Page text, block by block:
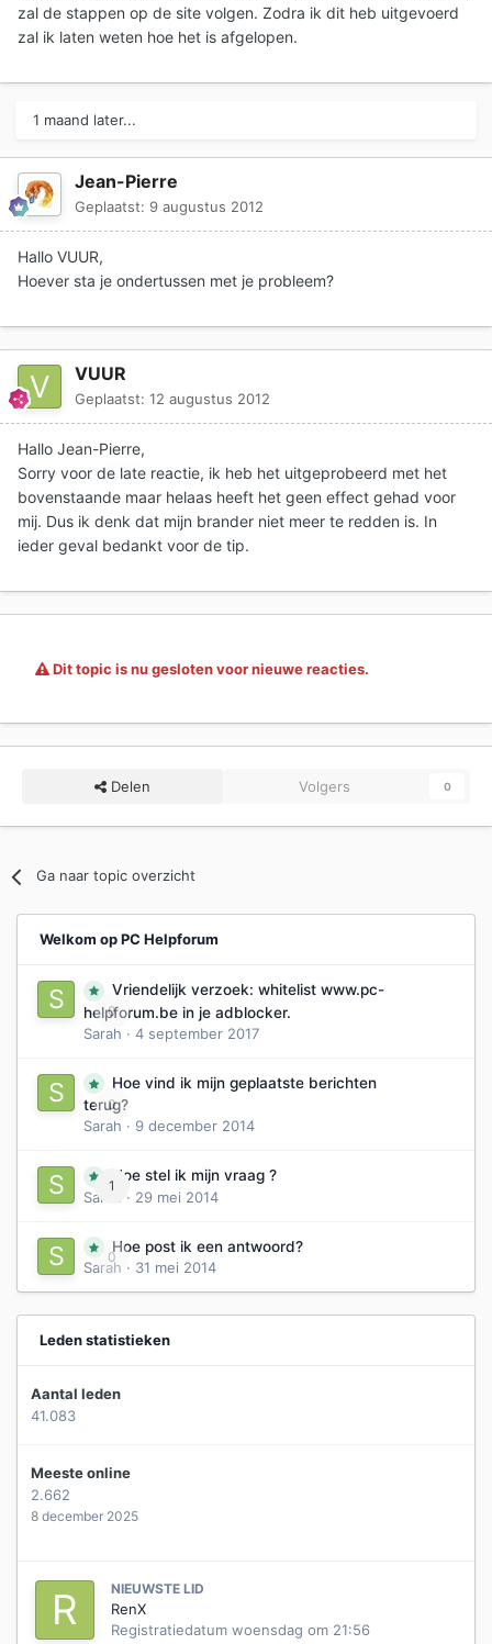
zal de stappen op de site volgen. Zodra ik dit heb uitgevoerd
zal ik laten weten hoe het is afgelopen.
1 maand later...
Jean-Pierre
Geplaatst: 9 augustus 2012
Hallo VUUR,
Hoever sta je ondertussen met je probleem?
VUUR
Geplaatst: 12 augustus 2012
Hallo Jean-Pierre,
Sorry voor de late reactie, ik heb het uitgeprobeerd met het
bovenstaande maar helaas heeft het geen effect gehad voor
mij. Dus ik denk dat mijn brander niet meer te redden is. In
ieder geval bedankt voor de tip.
Dit topic is nu gesloten voor nieuwe reacties.
Delen Volgers 0
Ga naar topic overzicht
Welkom op PC Helpforum
0
Vriendelijk verzoek: whitelist www.pc-
helpforum.be in je adblocker.
Sarah · 4 september 2017
0
Hoe vind ik mijn geplaatste berichten
terug?
Sarah · 9 december 2014
1
Hoe stel ik mijn vraag ?
Sarah
· 29 mei 2014
0
Hoe post ik een antwoord?
Sarah · 31 mei 2014
Leden statistieken
Aantal leden
41.083
Meeste online
2.662
8 december 2025
NIEUWSTE LID
RenX
Registratiedatum woensdag om 21:56